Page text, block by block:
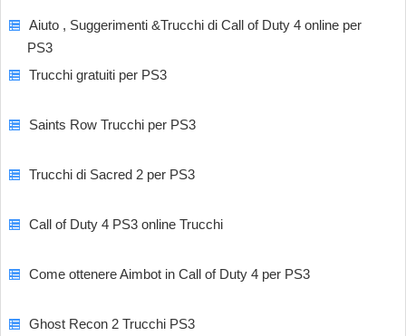
Aiuto , Suggerimenti &Trucchi di Call of Duty 4 online per
PS3
Trucchi gratuiti per PS3
Saints Row Trucchi per PS3
Trucchi di Sacred 2 per PS3
Call of Duty 4 PS3 online Trucchi
Come ottenere Aimbot in Call of Duty 4 per PS3
Ghost Recon 2 Trucchi PS3